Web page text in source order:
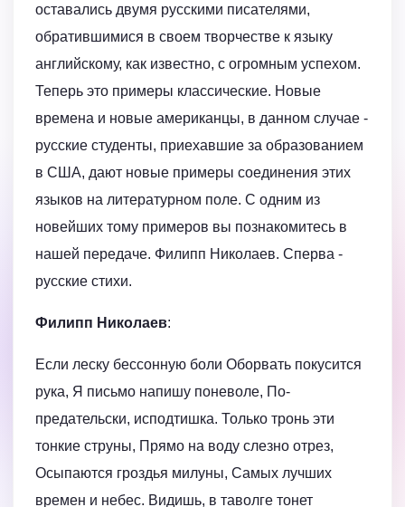
оставались двумя русскими писателями,
обратившимися в своем творчестве к языку
английскому, как известно, с огромным успехом.
Теперь это примеры классические. Новые
времена и новые американцы, в данном случае -
русские студенты, приехавшие за образованием
в США, дают новые примеры соединения этих
языков на литературном поле. С одним из
новейших тому примеров вы познакомитесь в
нашей передаче. Филипп Николаев. Сперва -
русские стихи.
Филипп Николаев:
Если леску бессонную боли Оборвать покусится
рука, Я письмо напишу поневоле, По-
предательски, исподтишка. Только тронь эти
тонкие струны, Прямо на воду слезно отрез,
Осыпаются гроздья милуны, Самых лучших
времен и небес. Видишь, в таволге тонет